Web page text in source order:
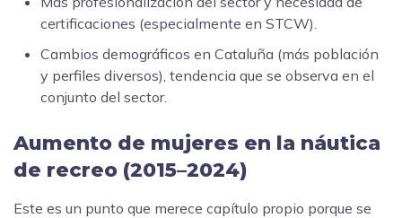
certificaciones (especialmente en STCW).
Cambios demográficos en Cataluña (más población
y perfiles diversos), tendencia que se observa en el
conjunto del sector.
Aumento de mujeres en la náutica
de recreo (2015–2024)
Este es un punto que merece capítulo propio porque se